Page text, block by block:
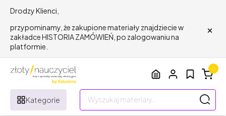
Drodzy Klienci,
przypominamy, że zakupione materiały znajdziecie w
zakładce HISTORIA ZAMÓWIEŃ, po zalogowaniu na
platformie.
×
Kategorie
0